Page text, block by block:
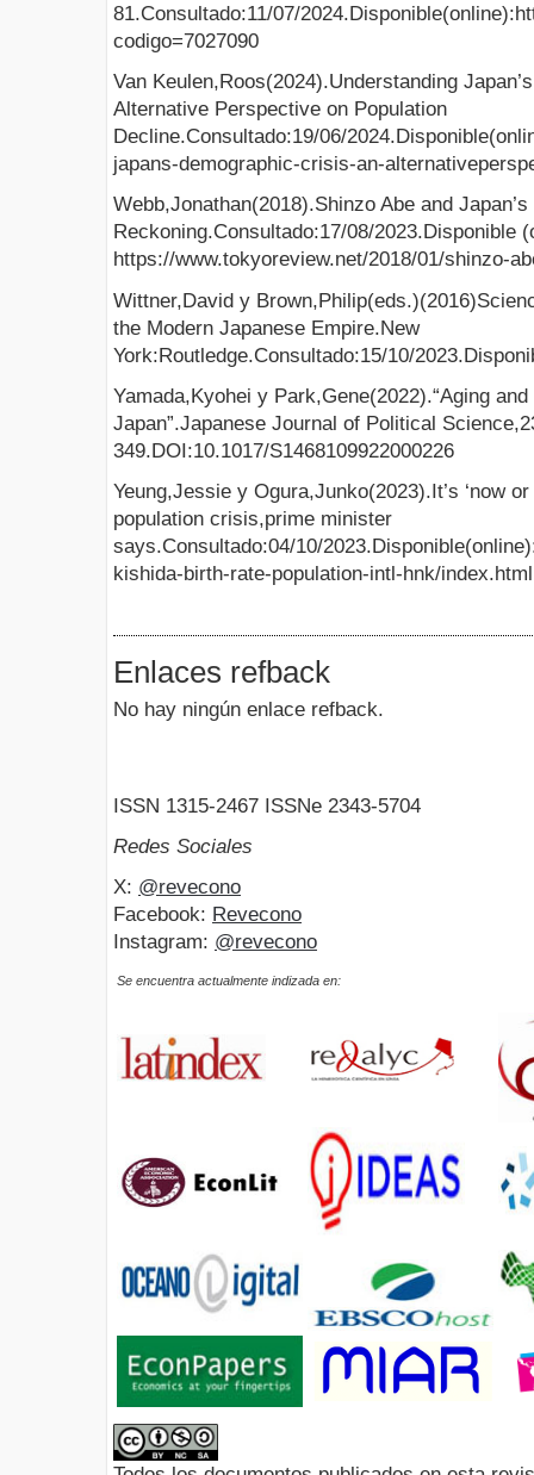
81.Consultado:11/07/
codigo=7027090
Van Keulen,Roos(2024).Understanding
Alternative Perspective on Population
Decline.Consultado:19/06/
japans-demographic-crisis-an-
Webb,Jonathan(2018).Shinzo Abe and
Reckoning.Consultado:17/08/2023.Disponible
https://www.tokyoreview.net/2018/01/shinzo-
Wittner,David y
the Modern Japanese Empire.New
York:Routledge.Consultado:15/10/
Yamada,Kyohei y Park,Gene(2022).“Aging
Japan”.Japanese Journal of Political
349.DOI:10.1017/S1468109922000226
Yeung,Jessie y Ogura,Junko(2023).It’s ‘now
population crisis,prime minister
says.Consultado:04/10/
kishida-birth-rate-population-intl-hnk/index.html
Enlaces refback
No hay ningún enlace refback.
ISSN 1315-2467 ISSNe 2343-5704
Redes Sociales
X: @revecono
Facebook: Revecono
Instagram: @revecono
Se encuentra actualmente indizada en: